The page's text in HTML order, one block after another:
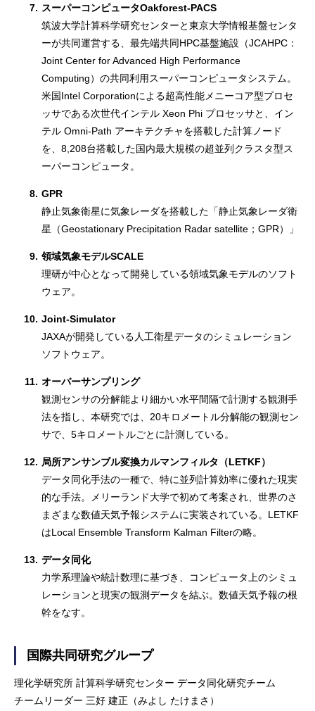
7. スーパーコンピュータOakforest-PACS
筑波大学計算科学研究センターと東京大学情報基盤センタ
ーが共同運営する、最先端共同HPC基盤施設（JCAHPC：
Joint Center for Advanced High Performance
Computing）の共同利用スーパーコンピュータシステム。
米国Intel Corporationによる超高性能メニーコア型プロセ
ッサである次世代インテル Xeon Phi プロセッサと、イン
テル Omni-Path アーキテクチャを搭載した計算ノード
を、8,208台搭載した国内最大規模の超並列クラスタ型ス
ーパーコンピュータ。
8. GPR
静止気象衛星に気象レーダを搭載した「静止気象レーダ衛
星（Geostationary Precipitation Radar satellite；GPR）」
9. 領域気象モデルSCALE
理研が中心となって開発している領域気象モデルのソフト
ウェア。
10. Joint-Simulator
JAXAが開発している人工衛星データのシミュレーション
ソフトウェア。
11. オーバーサンプリング
観測センサの分解能より細かい水平間隔で計測する観測手
法を指し、本研究では、20キロメートル分解能の観測セン
サで、5キロメートルごとに計測している。
12. 局所アンサンブル変換カルマンフィルタ（LETKF）
データ同化手法の一種で、特に並列計算効率に優れた現実
的な手法。メリーランド大学で初めて考案され、世界のさ
まざまな数値天気予報システムに実装されている。LETKF
はLocal Ensemble Transform Kalman Filterの略。
13. データ同化
力学系理論や統計数理に基づき、コンピュータ上のシミュ
レーションと現実の観測データを結ぶ。数値天気予報の根
幹をなす。
国際共同研究グループ
理化学研究所 計算科学研究センター データ同化研究チーム
チームリーダー 三好 建正（みよし たけまさ）